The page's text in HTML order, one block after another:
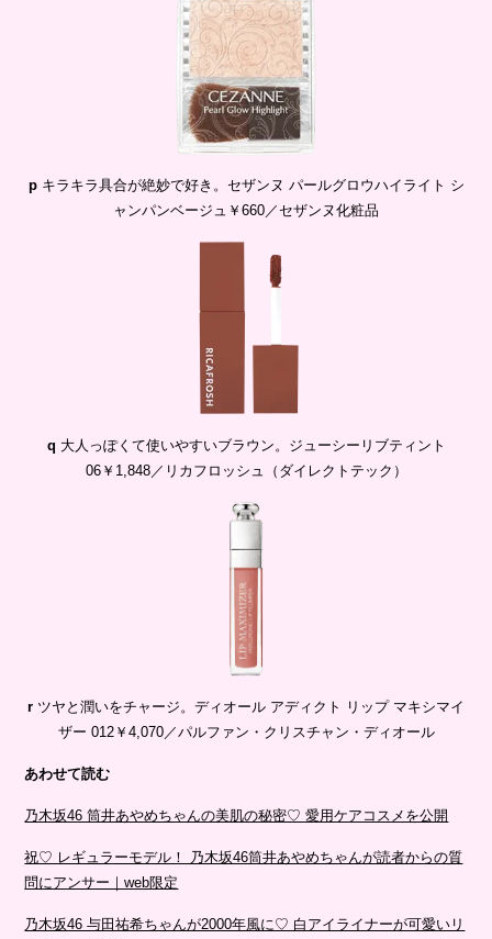
pキラキラ具合が絶妙で好き。セザンヌ パールグロウハイライト シ
ャンパンベージュ￥660／セザンヌ化粧品
q 大人っぽくて使いやすいブラウン。ジューシーリブティント
06￥1,848／リカフロッシュ（ダイレクトテック）
r ツヤと潤いをチャージ。ディオール アディクト リップ マキシマイ
ザー 012￥4,070／パルファン・クリスチャン・ディオール
あわせて読む
乃木坂46 筒井あやめちゃんの美肌の秘密♡ 愛用ケアコスメを公開
祝♡ レギュラーモデル！ 乃木坂46筒井あやめちゃんが読者からの質
問にアンサー｜web限定
乃木坂46 与田祐希ちゃんが2000年風に♡ 白アイライナーが可愛いリ